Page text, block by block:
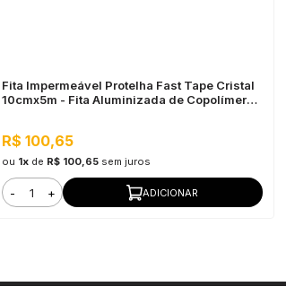
Fita Impermeável Protelha Fast Tape Cristal
10cmx5m - Fita Aluminizada de Copolímero
R$ 100,65
ou 1xde R$ 100,65 sem juros
- + ADICIONAR